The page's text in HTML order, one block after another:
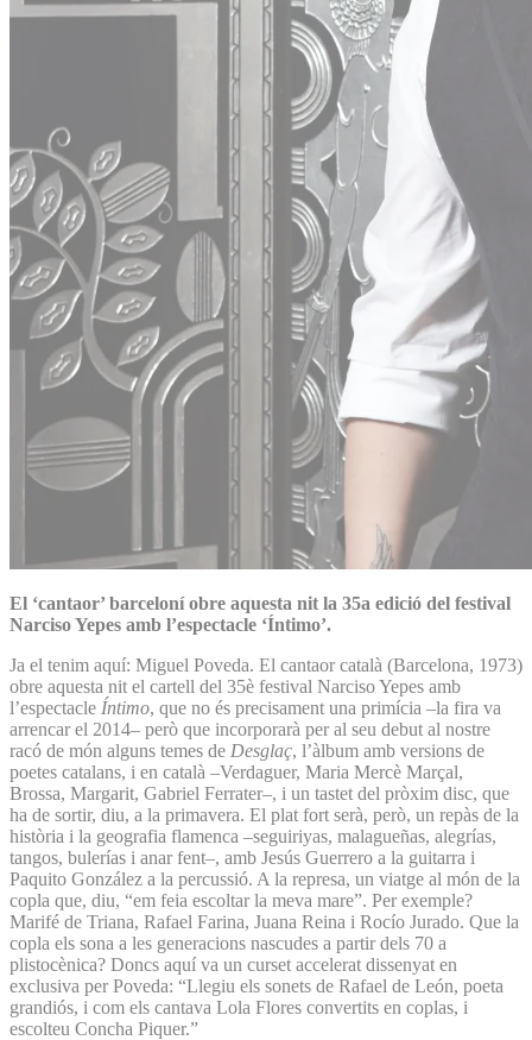
El ‘cantaor’ barceloní obre aquesta nit la 35a edició del festival
Narciso Yepes amb l’espectacle ‘Íntimo’.
Ja el tenim aquí: Miguel Poveda. El cantaor català (Barcelona, 1973)
obre aquesta nit el cartell del 35è festival Narciso Yepes amb
l’espectacle Íntimo, que no és precisament una primícia –la fira va
arrencar el 2014– però que incorporarà per al seu debut al nostre
racó de món alguns temes de Desglaç, l’àlbum amb versions de
poetes catalans, i en català –Verdaguer, Maria Mercè Marçal,
Brossa, Margarit, Gabriel Ferrater–, i un tastet del pròxim disc, que
ha de sortir, diu, a la primavera. El plat fort serà, però, un repàs de la
història i la geografia flamenca –seguiriyas, malagueñas, alegrías,
tangos, bulerías i anar fent–, amb Jesús Guerrero a la guitarra i
Paquito González a la percussió. A la represa, un viatge al món de la
copla que, diu, “em feia escoltar la meva mare”. Per exemple?
Marifé de Triana, Rafael Farina, Juana Reina i Rocío Jurado. Que la
copla els sona a les generacions nascudes a partir dels 70 a
plistocènica? Doncs aquí va un curset accelerat dissenyat en
exclusiva per Poveda: “Llegiu els sonets de Rafael de León, poeta
grandiós, i com els cantava Lola Flores convertits en coplas, i
escolteu Concha Piquer.”